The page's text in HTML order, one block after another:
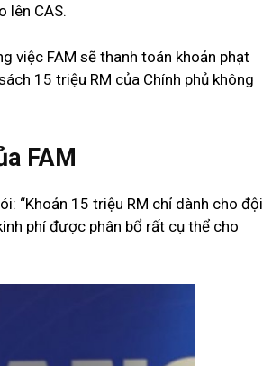
lên CAS.
việc FAM sẽ thanh toán khoản phạt
15 triệu RM của Chính phủ không
FAM
“Khoản 15 triệu RM chỉ dành cho đội
phí được phân bổ rất cụ thể cho